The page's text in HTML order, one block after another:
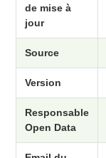
de mise à
jour
Source
Version
Responsable
Open Data